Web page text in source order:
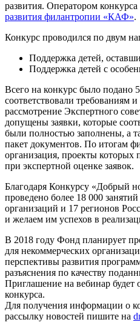
развития. Оператором
развития филантропии «КАФ».
Конкурс проводился по двум
Поддержка детей,
Поддержка детей с
Всего на конкурс было подано
соответствовали требованиям
рассмотрение Экспертного
допущены заявки, которые
были полностью заполнены, а
пакет документов. По итогам
организация, проекты
при экспертной оценке заявок.
Благодаря Конкурсу «Добрый
проведено более 18 000
организаций и 17 регионов
и желаем им успехов в
В 2018 году Фонд планирует
для некоммерческих
перспективы развития
разъяснения по качеству
Приглашение на вебинар будет
конкурса.
Для получения информации о
рассылку новостей пишите на